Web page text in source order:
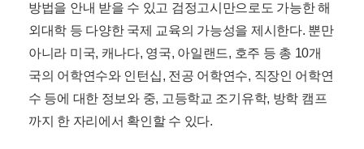
내신, 수능 걱정 끝! 2026 유학 골든타임을 잡아라!
올해의 브랜드 대상 18년 연속 수상의 유학전문기업 종
로유학원이 2026년 새해 첫 유학박람회를 내년 1월 3일
서울 코엑스와 이달 27일 부산 종로유학원에서 각각 개